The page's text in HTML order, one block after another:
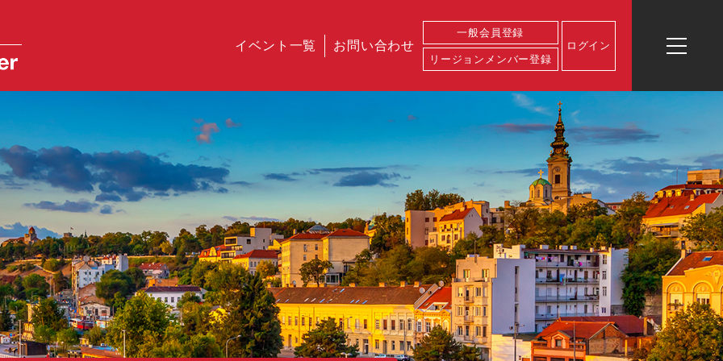
イベント一覧 お問い合わせ
一般会員登録
リージョンメンバー登録
ログイン
ログイン
一般会員登
録
リージョン
メンバー登
イベント一
覧
お問い合わ
せ
運営会社概
要
業務内容
代表プロフ
ィール